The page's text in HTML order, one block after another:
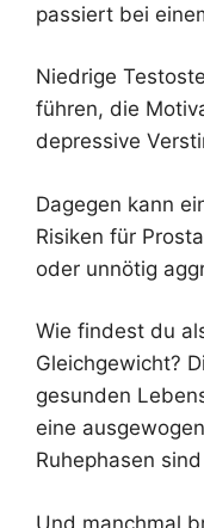
passiert bei
Niedrige
führen, die
depressive
Dagegen kann
Risiken für
oder unnötig
Wie findest du
Gleichgewicht?
gesunden
eine
Ruhephasen
Und manchmal